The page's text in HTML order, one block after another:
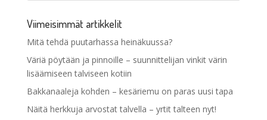
Viimeisimmät artikkelit
Mitä tehdä puutarhassa heinäkuussa?
Väriä pöytään ja pinnoille – suunnittelijan vinkit värin
lisäämiseen talviseen kotiin
Bakkanaaleja kohden – kesäriemu on paras uusi tapa
Näitä herkkuja arvostat talvella – yrtit talteen nyt!